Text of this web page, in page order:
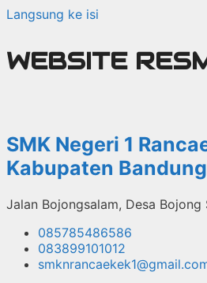
Langsung ke isi
WEBSITE
SMK Negeri 1
Kabupaten Bandung
Jalan Bojongsalam, Desa
085785486586
083899101012